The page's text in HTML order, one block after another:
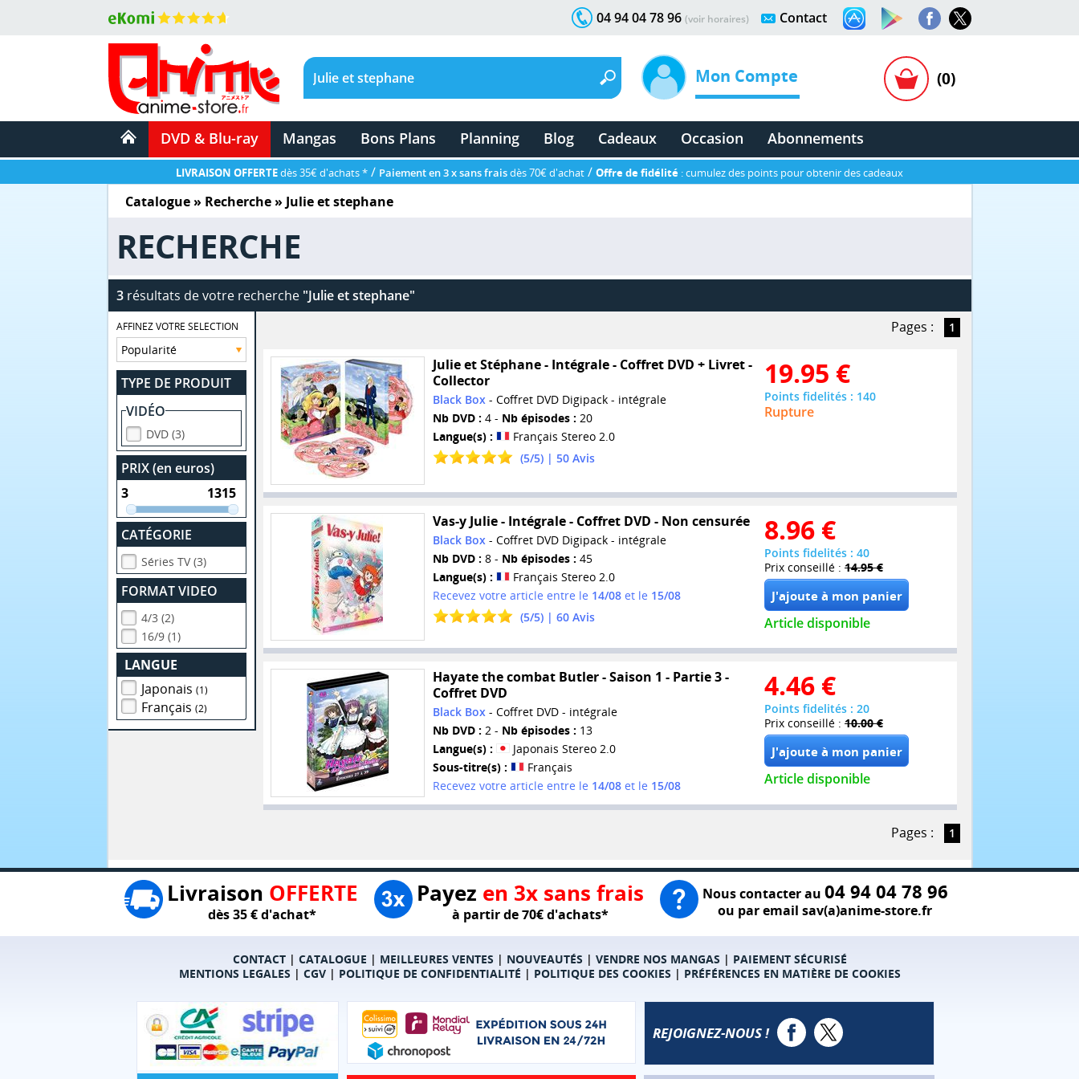
Contact
04 94 04 78 96 (voir horaires)
Mon Compte (0)
DVD & Blu-ray Mangas Bons Plans Planning Blog Cadeaux Occasion Abonnements
LIVRAISON OFFERTEdès 35€ d'achats * / Paiement en 3 x sans fraisdès 70€ d'achat / Offre de fidélité : cumulez des points pour obtenir des cadeaux
Catalogue» Recherche » Julie et stephane
RECHERCHE
3résultats de votre recherche "Julie et stephane"
AFFINEZ VOTRE SELECTION
TYPE DE PRODUIT
VIDÉO
DVD (3)
PRIX (en euros)
CATÉGORIE
Séries TV (3)
FORMAT VIDEO
4/3 (2)
16/9 (1)
LANGUE
Japonais(1)
Français(2)
Pages : 1
Julie et Stéphane - Intégrale - Coffret DVD + Livret -
Collector
Black Box- Coffret DVD Digipack - intégrale
Nb DVD : 4 - Nb épisodes : 20
Langue(s) :
Français Stereo 2.0
(5/5) | 50Avis
19.95 €
Points fidelités : 140
Rupture
Vas-y Julie - Intégrale - Coffret DVD - Non censurée
Black Box - Coffret DVD Digipack - intégrale
Nb DVD : 8 - Nb épisodes : 45
Langue(s) :
Français Stereo 2.0
Recevez votre article entre le 14/08et le 15/08
(5/5) | 60Avis
8.96 €
Points fidelités : 40
Prix conseillé : 14.95 €
Article disponible
Hayate the combat Butler - Saison 1 - Partie 3 -
Coffret DVD
Black Box- Coffret DVD - intégrale
Nb DVD : 2 - Nb épisodes : 13
Langue(s) :
Japonais Stereo 2.0
Sous-titre(s) :
Français
Recevez votre article entre le 14/08et le 15/08
4.46 €
Points fidelités : 20
Prix conseillé : 10.00 €
Article disponible
Pages : 1
Livraison OFFERTE
dès 35 € d'achat*
Payez en 3x sans frais
à partir de 70€ d'achats*
Nous contacter au 04 94 04 78 96
ou par email sav(a)anime-store.fr
CONTACT| CATALOGUE | MEILLEURES VENTES | NOUVEAUTÉS | VENDRE NOS MANGAS | PAIEMENT SÉCURISÉ
MENTIONS LEGALES | CGV| POLITIQUE DE CONFIDENTIALITÉ | POLITIQUE DES COOKIES | PRÉFÉRENCES EN MATIÈRE DE COOKIES
REJOIGNEZ-NOUS !